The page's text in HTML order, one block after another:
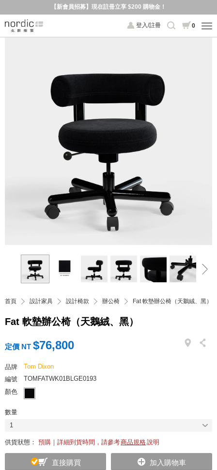
【新會員招募】現在註冊立享 $200 購物金！
登入/註冊 0
首頁 設計家具 設計椅款 辦公椅 Fat 軟墊辦公椅（天鵝絨、黑）
Fat 軟墊辦公椅（天鵝絨、黑）
定價 NT $76,800
品牌
Tom Dixon
編號
TOMFATWK01BLGE0193
顏色
數量
1
供貨狀態： 預購｜詳細到貨時間，請參考商品規格說明
直接購買 加入購物車